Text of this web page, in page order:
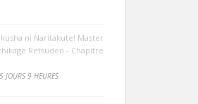
ni Naritakute! Master
Retsuden - Chapitre
JOURS 9 HEURES